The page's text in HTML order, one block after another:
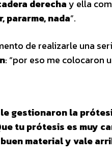
derechay ella
pararme, nada”.
de realizarle una
: “por eso me colocaron
gestionaron la
tu prótesis es muy
material y vale